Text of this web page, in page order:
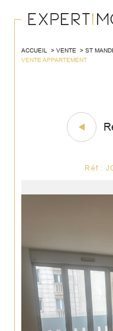
ACCUEIL VENTE ST
VENTE APPARTEMENT
Réf :